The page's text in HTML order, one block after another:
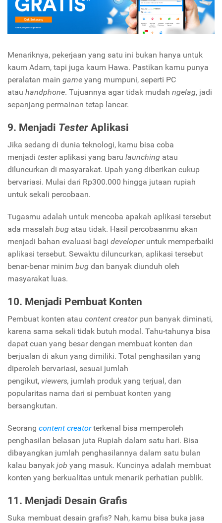
Menariknya, pekerjaan yang satu ini bukan hanya untuk
kaum Adam, tapi juga kaum Hawa. Pastikan kamu punya
peralatan main game yang mumpuni, seperti PC
atau handphone. Tujuannya agar tidak mudah ngelag, jadi
sepanjang permainan tetap lancar.
9. Menjadi Tester Aplikasi
Jika sedang di dunia teknologi, kamu bisa coba
menjadi tester aplikasi yang baru launching atau
diluncurkan di masyarakat. Upah yang diberikan cukup
bervariasi. Mulai dari Rp300.000 hingga jutaan rupiah
untuk sekali percobaan.
Tugasmu adalah untuk mencoba apakah aplikasi tersebut
ada masalah bug atau tidak. Hasil percobaanmu akan
menjadi bahan evaluasi bagi developer untuk memperbaiki
aplikasi tersebut. Sewaktu diluncurkan, aplikasi tersebut
benar-benar minim bug dan banyak diunduh oleh
masyarakat luas.
10. Menjadi Pembuat Konten
Pembuat konten atau content creator pun banyak diminati,
karena sama sekali tidak butuh modal. Tahu-tahunya bisa
dapat cuan yang besar dengan membuat konten dan
berjualan di akun yang dimiliki. Total penghasilan yang
diperoleh bervariasi, sesuai jumlah
pengikut, viewers, jumlah produk yang terjual, dan
popularitas nama dari si pembuat konten yang
bersangkutan.
Seorang content creator terkenal bisa memperoleh
penghasilan belasan juta Rupiah dalam satu hari. Bisa
dibayangkan jumlah penghasilannya dalam satu bulan
kalau banyak job yang masuk. Kuncinya adalah membuat
konten yang berkualitas untuk menarik perhatian publik.
11. Menjadi Desain Grafis
Suka membuat desain grafis? Nah, kamu bisa buka jasa